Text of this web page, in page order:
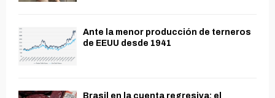
Ante la menor producción de terneros
de EEUU desde 1941
Brasil en la cuenta regresiva: el